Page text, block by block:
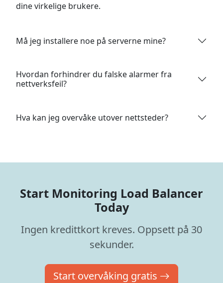
dine virkelige brukere.
Må jeg installere noe på serverne mine?
Hvordan forhindrer du falske alarmer fra
nettverksfeil?
Hva kan jeg overvåke utover nettsteder?
Start Monitoring Load Balancer
Today
Ingen kredittkort kreves. Oppsett på 30
sekunder.
Start overvåking gratis